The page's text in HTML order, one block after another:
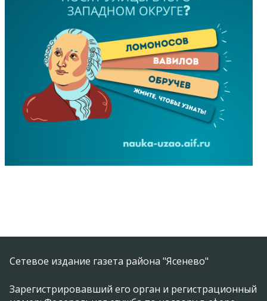
Сетевое издание газета района "Ясенево"
Зарегистрировавший его орган и регистрационный